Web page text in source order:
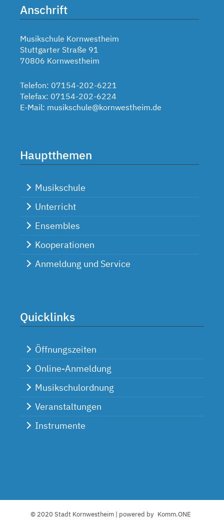
Anschrift
Musikschule Kornwestheim
Stuttgarter Straße 91
70806 Kornwestheim
Telefon: 07154-202-6221
Telefax: 07154-202-6224
E-Mail: musikschule@kornwestheim.de
Hauptthemen
Musikschule
Unterricht
Ensembles
Kooperationen
Anmeldung und Service
Quicklinks
Öffnungszeiten
Online-Anmeldung
Musikschulordnung
Veranstaltungen
Instrumente
© 2020 Stadt Kornwestheim | powered by Komm.ONE